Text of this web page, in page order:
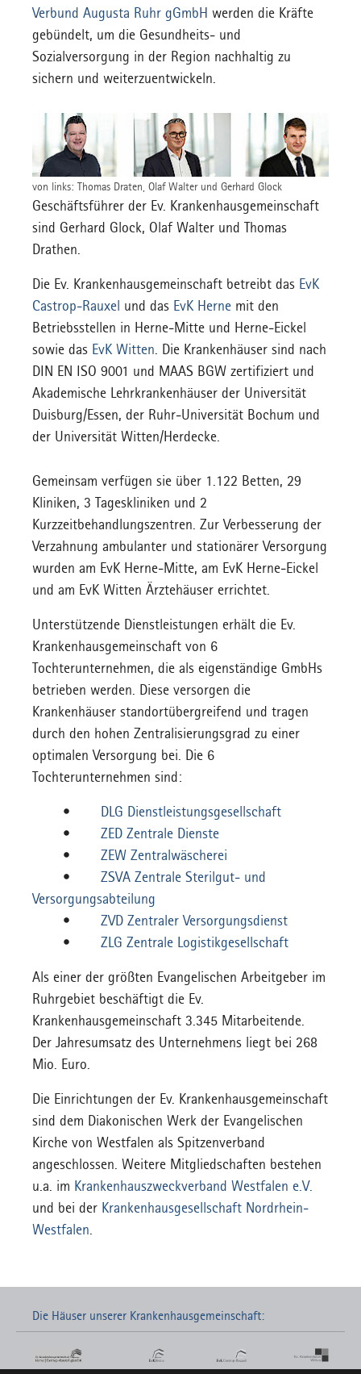
Verbund Augusta Ruhr gGmbH werden die Kräfte
gebündelt, um die Gesundheits- und
Sozialversorgung in der Region nachhaltig zu
sichern und weiterzuentwickeln.
von links: Thomas Draten, Olaf Walter und Gerhard Glock
Geschäftsführer der Ev. Krankenhausgemeinschaft
sind Gerhard Glock, Olaf Walter und Thomas
Drathen.
Die Ev. Krankenhausgemeinschaft betreibt das EvK
Castrop-Rauxel und das EvK Herne mit den
Betriebsstellen in Herne-Mitte und Herne-Eickel
sowie das EvK Witten. Die Krankenhäuser sind nach
DIN EN ISO 9001 und MAAS BGW zertifiziert und
Akademische Lehrkrankenhäuser der Universität
Duisburg/Essen, der Ruhr-Universität Bochum und
der Universität Witten/Herdecke.
Gemeinsam verfügen sie über 1.122 Betten, 29
Kliniken, 3 Tageskliniken und 2
Kurzzeitbehandlungszentren. Zur Verbesserung der
Verzahnung ambulanter und stationärer Versorgung
wurden am EvK Herne-Mitte, am EvK Herne-Eickel
und am EvK Witten Ärztehäuser errichtet.
Unterstützende Dienstleistungen erhält die Ev.
Krankenhausgemeinschaft von 6
Tochterunternehmen, die als eigenständige GmbHs
betrieben werden. Diese versorgen die
Krankenhäuser standortübergreifend und tragen
durch den hohen Zentralisierungsgrad zu einer
optimalen Versorgung bei. Die 6
Tochterunternehmen sind:
•
DLG Dienstleistungsgesellschaft
• ZED Zentrale Dienste
• ZEW Zentralwäscherei
• ZSVA Zentrale Sterilgut- und
Versorgungsabteilung
• ZVD Zentraler Versorgungsdienst
• ZLG Zentrale Logistikgesellschaft
Als einer der größten Evangelischen Arbeitgeber im
Ruhrgebiet beschäftigt die Ev.
Krankenhausgemeinschaft 3.345 Mitarbeitende.
Der Jahresumsatz des Unternehmens liegt bei 268
Mio. Euro.
Die Einrichtungen der Ev. Krankenhausgemeinschaft
sind dem Diakonischen Werk der Evangelischen
Kirche von Westfalen als Spitzenverband
angeschlossen. Weitere Mitgliedschaften bestehen
u.a. im Krankenhauszweckverband Westfalen e.V.
und bei der Krankenhausgesellschaft Nordrhein-
Westfalen.
Die Häuser unserer Krankenhausgemeinschaft: